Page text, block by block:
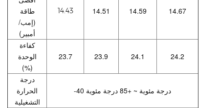
طاقة
(إمب/
أمبير)
14.43 14.51 14.59 14.67
كفاءة
الوحدة
(%)
23.7 23.9 24.1 24.2
درجة
الحرارة
التشغيلية
-40 درجة مئوية ~ +85 درجة مئوية